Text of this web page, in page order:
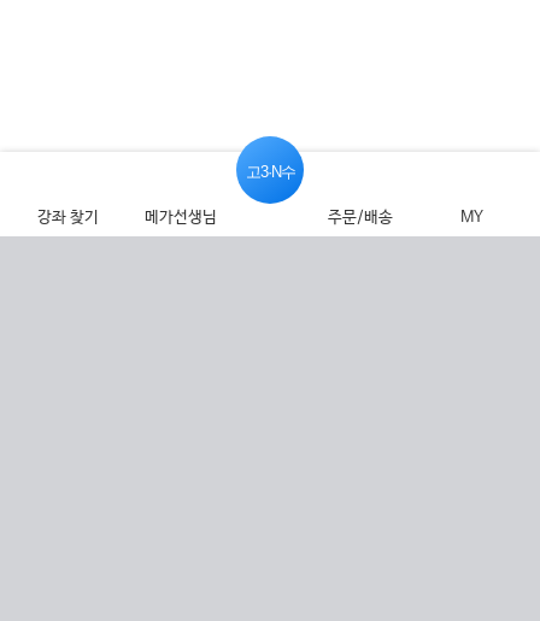
강좌 찾기 메가선생님 주문/배송 MY
고3·N수